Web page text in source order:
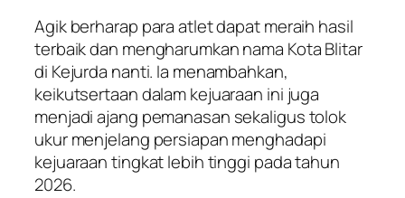
Agik berharap para atlet dapat meraih hasil
terbaik dan mengharumkan nama Kota Blitar
di Kejurda nanti. Ia menambahkan,
keikutsertaan dalam kejuaraan ini juga
menjadi ajang pemanasan sekaligus tolok
ukur menjelang persiapan menghadapi
kejuaraan tingkat lebih tinggi pada tahun
2026.